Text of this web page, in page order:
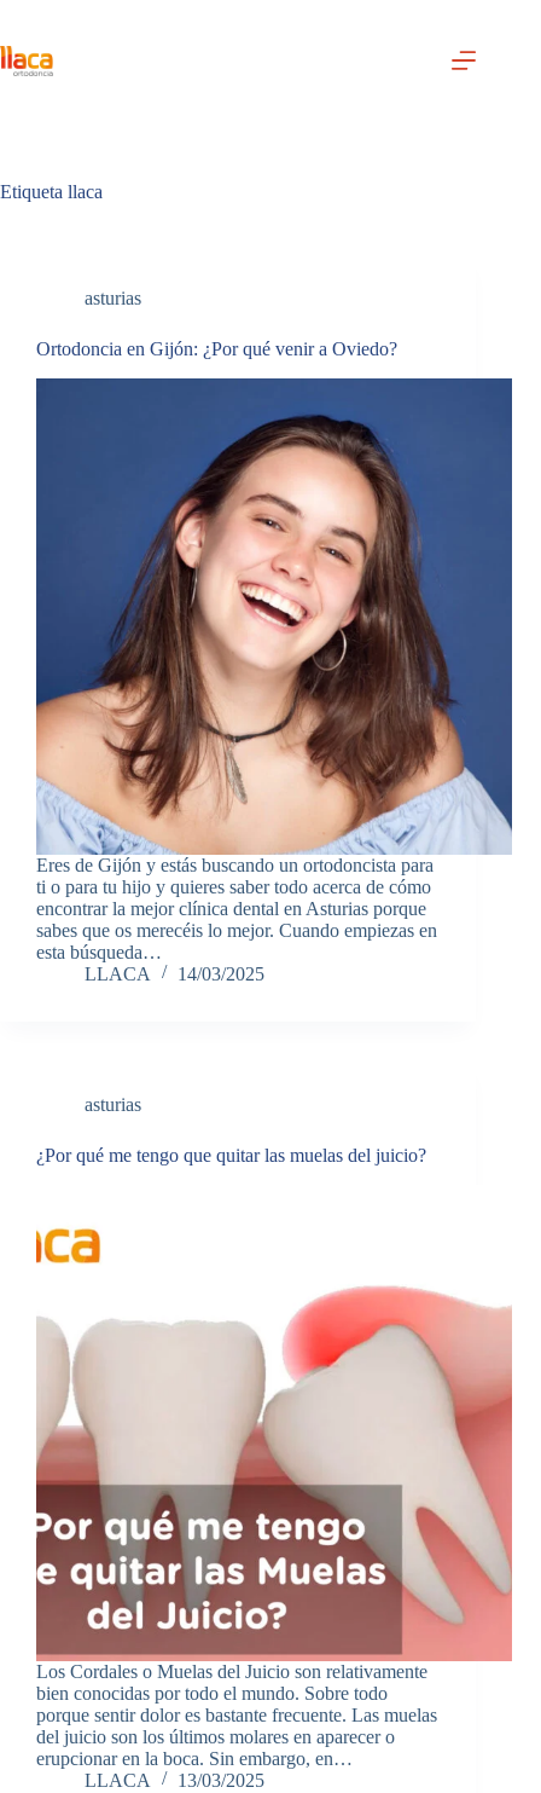
contenido
Etiqueta llaca
asturias
Ortodoncia en Gijón: ¿Por qué venir a Oviedo?
Eres de Gijón y estás buscando un ortodoncista para
ti o para tu hijo y quieres saber todo acerca de cómo
encontrar la mejor clínica dental en Asturias porque
sabes que os merecéis lo mejor. Cuando empiezas en
esta búsqueda…
LLACA
14/03/2025
asturias
¿Por qué me tengo que quitar las muelas del juicio?
Los Cordales o Muelas del Juicio son relativamente
bien conocidas por todo el mundo. Sobre todo
porque sentir dolor es bastante frecuente. Las muelas
del juicio son los últimos molares en aparecer o
erupcionar en la boca. Sin embargo, en…
LLACA
13/03/2025